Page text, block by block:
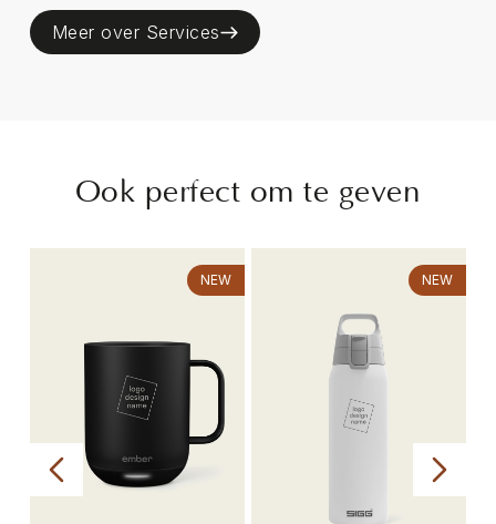
Meer over Services
Ook perfect om te geven
NEW NEW